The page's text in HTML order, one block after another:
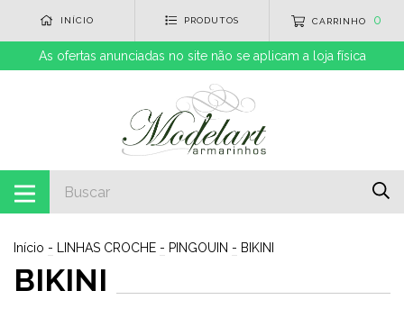
INÍCIO PRODUTOS CARRINHO 0
As ofertas anunciadas no site não se aplicam a loja física
Início - LINHAS CROCHE - PINGOUIN - BIKINI
BIKINI